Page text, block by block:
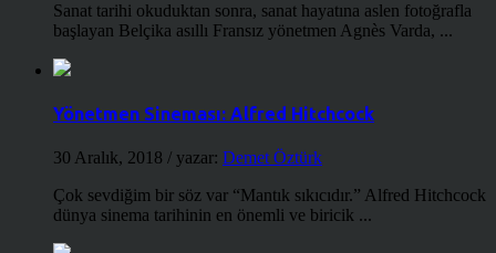
Sanat tarihi okuduktan sonra, sanat hayatına aslen fotoğrafla
başlayan Belçika asıllı Fransız yönetmen Agnès Varda, ...
Yönetmen Sineması: Alfred Hitchcock
30 Aralık, 2018 / yazar: Demet Öztürk
Çok sevdiğim bir söz var “Mantık sıkıcıdır.” Alfred Hitchcock
dünya sinema tarihinin en önemli ve biricik ...